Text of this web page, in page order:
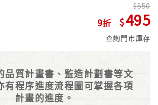
9
550
495
查詢門市庫存
品質計畫書、監造計劃書等文
有程序進度流程圖可掌握各項
計畫的進度。